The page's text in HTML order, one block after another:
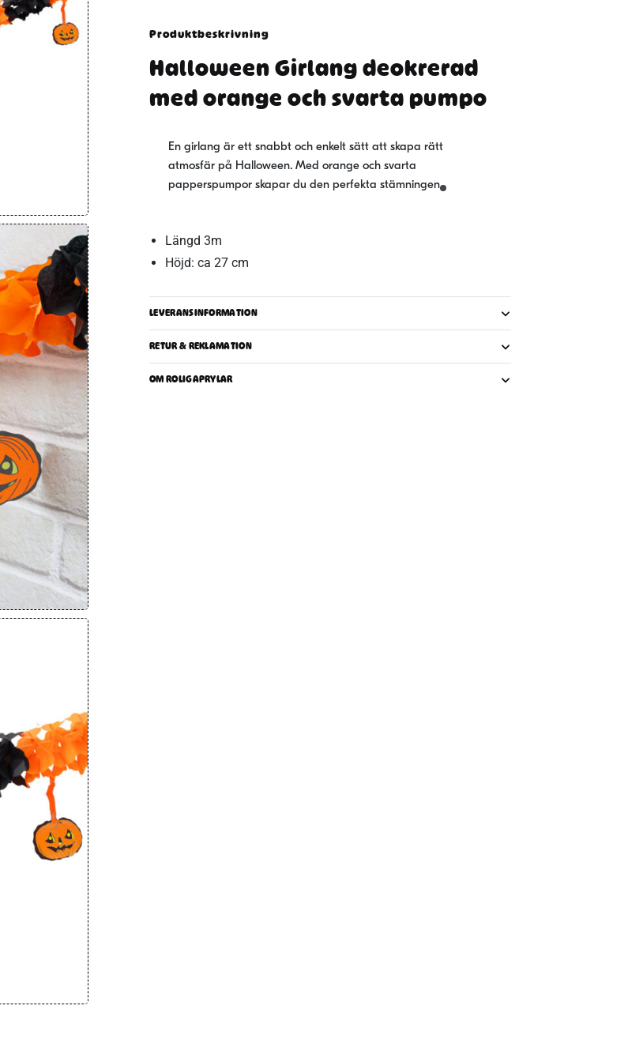
Produktbeskrivning
Halloween Girlang deokrerad
med orange och svarta pumpo
En girlang är ett snabbt och enkelt sätt att skapa rätt
atmosfär på Halloween. Med orange och svarta
papperspumpor skapar du den perfekta stämningen
Längd 3m
Höjd: ca 27 cm
LEVERANSINFORMATION
RETUR & REKLAMATION
OM ROLIGAPRYLAR